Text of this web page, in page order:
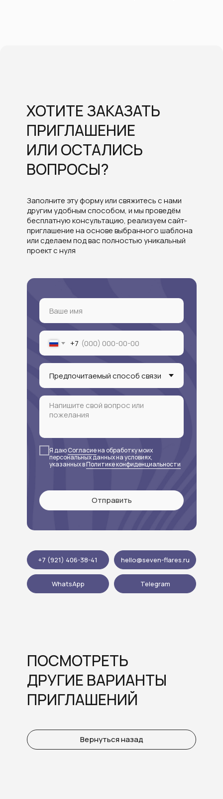
ХОТИТЕ ЗАКАЗАТЬ
ПРИГЛАШЕНИЕ
ИЛИ ОСТАЛИСЬ
ВОПРОСЫ?
Заполните эту форму или свяжитесь с нами
другим удобным способом, и мы проведём
бесплатную консультацию, реализуем сайт-
приглашение на основе выбранного шаблона
или сделаем под вас полностью уникальный
проект с нуля
Отправить
+7
Я даюСогласиена обработку моих
персональных данных на условиях,
указанных вПолитике конфиденциальности
+7 (921) 406-38-41 hello@seven-flares.ru
WhatsApp Telegram
ПОСМОТРЕТЬ
ДРУГИЕ ВАРИАНТЫ
ПРИГЛАШЕНИЙ
Вернуться назад